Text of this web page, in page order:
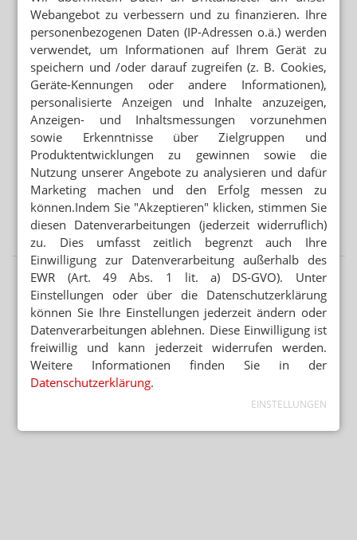
Webangebot zu verbessern und zu finanzieren. Ihre
personenbezogenen Daten (IP-Adressen o.ä.) werden
verwendet, um Informationen auf Ihrem Gerät zu
speichern und /oder darauf zugreifen (z. B. Cookies,
Geräte-Kennungen oder andere Informationen),
personalisierte Anzeigen und Inhalte anzuzeigen,
Anzeigen- und Inhaltsmessungen vorzunehmen
sowie Erkenntnisse über Zielgruppen und
Produktentwicklungen zu gewinnen sowie die
Nutzung unserer Angebote zu analysieren und dafür
Marketing machen und den Erfolg messen zu
können.Indem Sie "Akzeptieren" klicken, stimmen Sie
diesen Datenverarbeitungen (jederzeit widerruflich)
zu. Dies umfasst zeitlich begrenzt auch Ihre
Einwilligung zur Datenverarbeitung außerhalb des
EWR (Art. 49 Abs. 1 lit. a) DS-GVO). Unter
Einstellungen oder über die Datenschutzerklärung
können Sie Ihre Einstellungen jederzeit ändern oder
Datenverarbeitungen ablehnen. Diese Einwilligung ist
freiwillig und kann jederzeit widerrufen werden.
Weitere Informationen finden Sie in der
Datenschutzerklärung.
EINSTELLUNGEN
Neuer Medizin-Campus – weiterhin ohne Pharmazeuten
Mehr aus Ressort
MEHR HITZETOTE
Hitzeschutz: Was tut die Bundesregierung?
BUNDESREGIERUNG PRÜFT UMSETZUNGSBEDARF
Second-Hand-Medikamente: Wiederabgabe nicht
verboten
BERATUNG ZU ABNEHMMITTELN
Preis: Semaglutid nur aus der Apotheke